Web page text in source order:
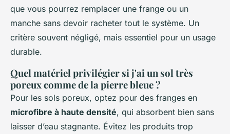
que vous pourrez remplacer une frange ou un
manche sans devoir racheter tout le système. Un
critère souvent négligé, mais essentiel pour un usage
durable.
Quel matériel privilégier si j'ai un sol très
poreux comme de la pierre bleue ?
Pour les sols poreux, optez pour des franges en
microfibre à haute densité, qui absorbent bien sans
laisser d’eau stagnante. Évitez les produits trop